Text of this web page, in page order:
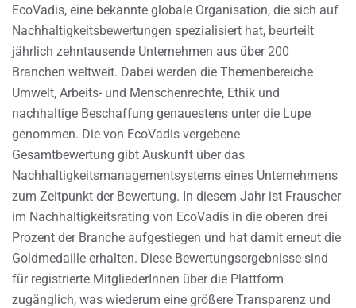
EcoVadis, eine bekannte globale Organisation, die sich auf
Nachhaltigkeitsbewertungen spezialisiert hat, beurteilt
jährlich zehntausende Unternehmen aus über 200
Branchen weltweit. Dabei werden die Themenbereiche
Umwelt, Arbeits- und Menschenrechte, Ethik und
nachhaltige Beschaffung genauestens unter die Lupe
genommen. Die von EcoVadis vergebene
Gesamtbewertung gibt Auskunft über das
Nachhaltigkeitsmanagementsystems eines Unternehmens
zum Zeitpunkt der Bewertung. In diesem Jahr ist Frauscher
im Nachhaltigkeitsrating von EcoVadis in die oberen drei
Prozent der Branche aufgestiegen und hat damit erneut die
Goldmedaille erhalten. Diese Bewertungsergebnisse sind
für registrierte MitgliederInnen über die Plattform
zugänglich, was wiederum eine größere Transparenz und